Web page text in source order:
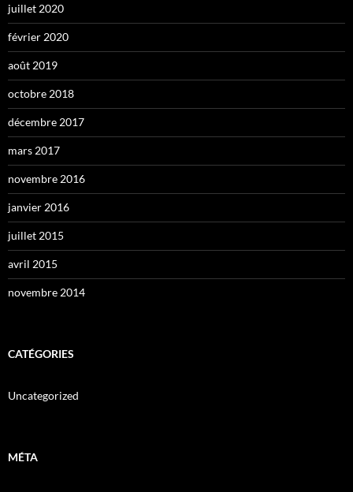
juillet 2020
février 2020
août 2019
octobre 2018
décembre 2017
mars 2017
novembre 2016
janvier 2016
juillet 2015
avril 2015
novembre 2014
CATÉGORIES
Uncategorized
MÉTA